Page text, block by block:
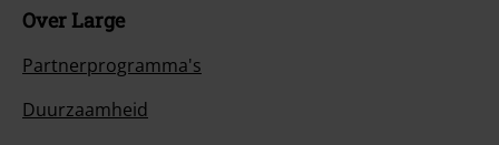
Over Large
Partnerprogramma's
Duurzaamheid